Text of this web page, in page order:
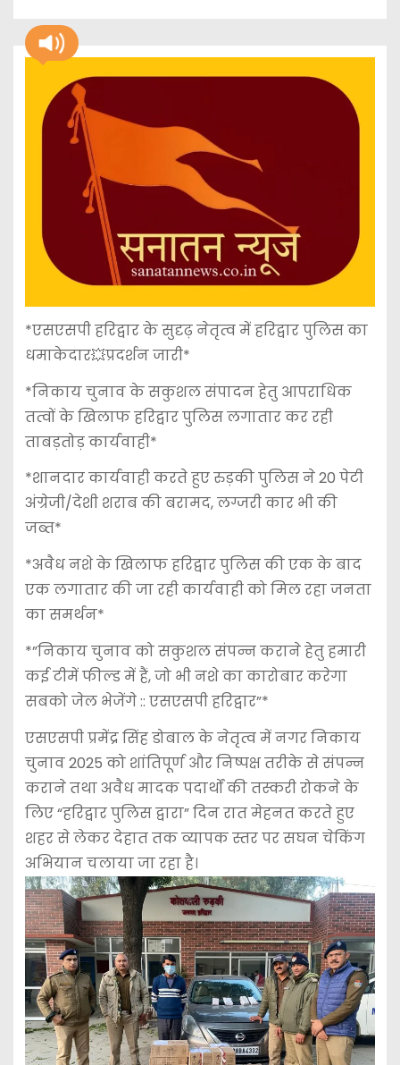
*एसएसपी हरिद्वार के सुदृढ़ नेतृत्व में हरिद्वार पुलिस का
धमाकेदार💥प्रदर्शन जारी*
*निकाय चुनाव के सकुशल संपादन हेतु आपराधिक
तत्वों के खिलाफ हरिद्वार पुलिस लगातार कर रही
ताबड़तोड़ कार्यवाही*
*शानदार कार्यवाही करते हुए रुड़की पुलिस ने 20 पेटी
अंग्रेजी/देशी शराब की बरामद, लग्जरी कार भी की
जब्त*
*अवैध नशे के खिलाफ हरिद्वार पुलिस की एक के बाद
एक लगातार की जा रही कार्यवाही को मिल रहा जनता
का समर्थन*
*”निकाय चुनाव को सकुशल संपन्न कराने हेतु हमारी
कई टीमें फील्ड में हैं, जो भी नशे का कारोबार करेगा
सबको जेल भेजेंगे :: एसएसपी हरिद्वार”*
एसएसपी प्रमेंद्र सिंह डोबाल के नेतृत्व में नगर निकाय
चुनाव 2025 को शांतिपूर्ण और निष्पक्ष तरीके से संपन्न
कराने तथा अवैध मादक पदार्थों की तस्करी रोकने के
लिए “हरिद्वार पुलिस द्वारा” दिन रात मेहनत करते हुए
शहर से लेकर देहात तक व्यापक स्तर पर सघन चेकिंग
अभियान चलाया जा रहा है।